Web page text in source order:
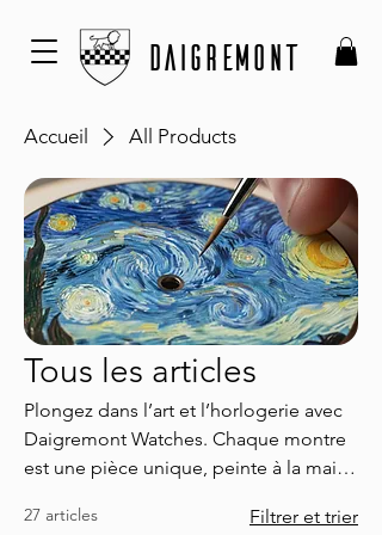
DAIGREMONT
Accueil All Products
Tous les articles
Plongez dans l’art et l’horlogerie avec
Daigremont Watches. Chaque montre
est une pièce unique, peinte à la main
Alliant tradition et innovation, nos
27 articles Filtrer et trier